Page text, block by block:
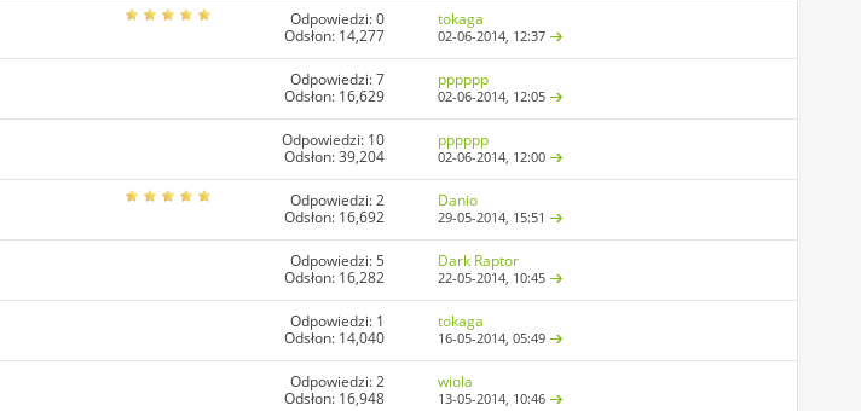
Odpowiedzi:0
Odsłon: 14,277
tokaga
02-06-2014, 12:37
Odpowiedzi:7
Odsłon: 16,629
pppppp
02-06-2014, 12:05
Odpowiedzi: 10
Odsłon: 39,204
pppppp
02-06-2014, 12:00
Odpowiedzi:2
Odsłon: 16,692
Danio
29-05-2014, 15:51
Odpowiedzi:5
Odsłon: 16,282
Dark Raptor
22-05-2014, 10:45
Odpowiedzi: 1
Odsłon: 14,040
tokaga
16-05-2014,05:49
Odpowiedzi:2
Odsłon: 16,948
wiola
13-05-2014, 10:46